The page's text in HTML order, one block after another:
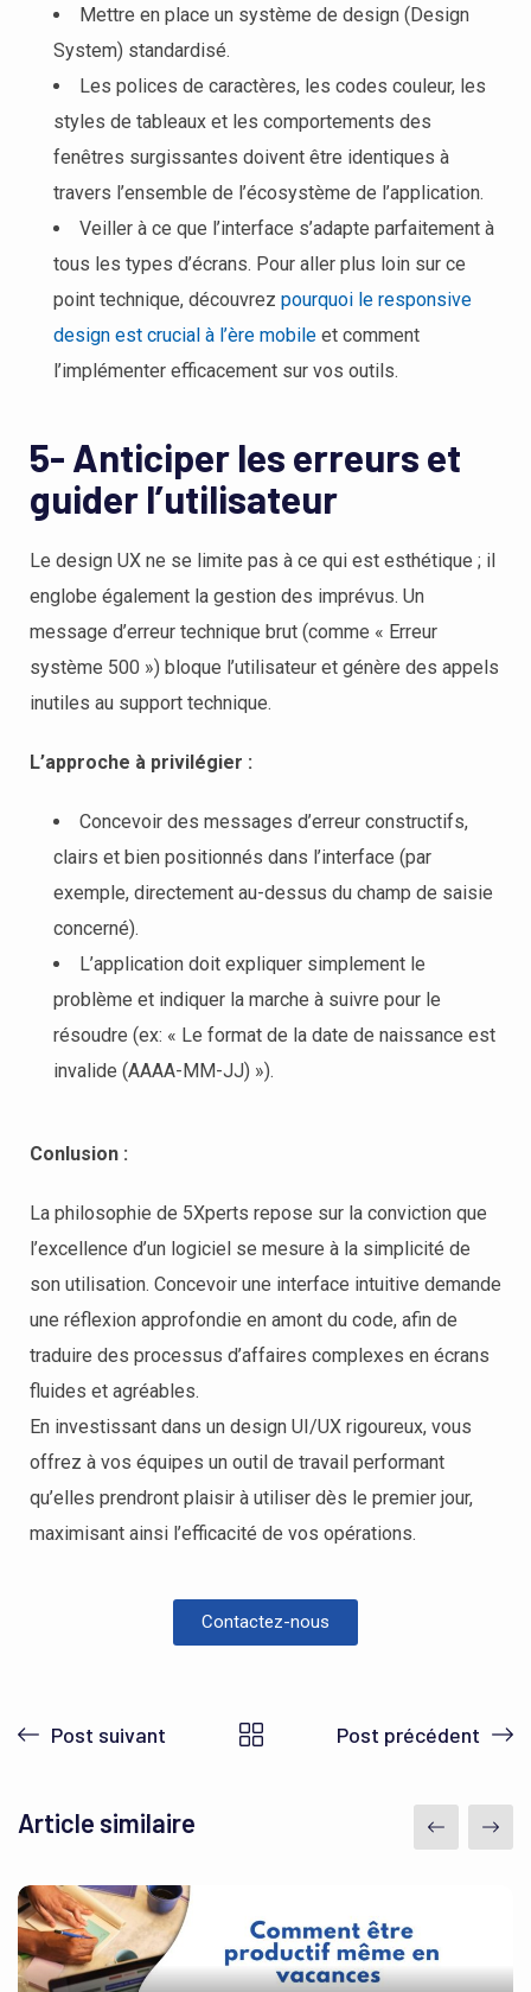
Mettre en place un système de design (Design
System) standardisé.
Les polices de caractères, les codes couleur, les
styles de tableaux et les comportements des
fenêtres surgissantes doivent être identiques à
travers l’ensemble de l’écosystème de l’application.
Veiller à ce que l’interface s’adapte parfaitement à
tous les types d’écrans. Pour aller plus loin sur ce
point technique, découvrez pourquoi le responsive
design est crucial à l’ère mobile et comment
l’implémenter efficacement sur vos outils.
5- Anticiper les erreurs et
guider l’utilisateur
Le design UX ne se limite pas à ce qui est esthétique ; il
englobe également la gestion des imprévus. Un
message d’erreur technique brut (comme « Erreur
système 500 ») bloque l’utilisateur et génère des appels
inutiles au support technique.
L’approche à privilégier :
Concevoir des messages d’erreur constructifs,
clairs et bien positionnés dans l’interface (par
exemple, directement au-dessus du champ de saisie
concerné).
L’application doit expliquer simplement le
problème et indiquer la marche à suivre pour le
résoudre (ex: « Le format de la date de naissance est
invalide (AAAA-MM-JJ) »).
Conlusion :
La philosophie de 5Xperts repose sur la conviction que
l’excellence d’un logiciel se mesure à la simplicité de
son utilisation. Concevoir une interface intuitive demande
une réflexion approfondie en amont du code, afin de
traduire des processus d’affaires complexes en écrans
fluides et agréables.
En investissant dans un design UI/UX rigoureux, vous
offrez à vos équipes un outil de travail performant
qu’elles prendront plaisir à utiliser dès le premier jour,
maximisant ainsi l’efficacité de vos opérations.
Contactez-nous
Post suivant Post précédent
Article similaire